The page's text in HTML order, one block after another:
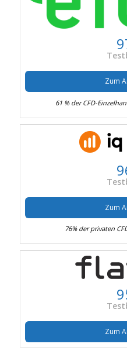
Zum
61 % der CFD-
Zum
76% der privaten
Zum